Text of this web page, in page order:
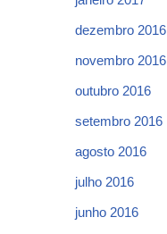
dezembro 2016
novembro 2016
outubro 2016
setembro 2016
agosto 2016
julho 2016
junho 2016